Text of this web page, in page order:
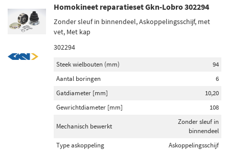
Homokineet reparatieset Gkn-Lobro 302294
Zonder sleuf in binnendeel, Askoppelingsschijf, met
vet, Met kap
302294
Steek wielbouten (mm)
94
Aantal boringen
6
Gatdiameter [mm]
10,20
Gewrichtdiameter [mm]
108
Mechanisch bewerkt
Zonder sleuf in
binnendeel
Type askoppeling
Askoppelingsschijf